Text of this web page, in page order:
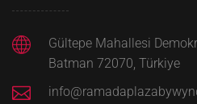
Gültepe Mahallesi
Batman 72070, Türkiye